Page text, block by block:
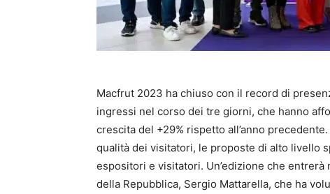
Macfrut 2023 ha chiuso con il record di
ingressi nel corso dei tre giorni, che hanno
crescita del +29% rispetto all’anno
qualità dei visitatori, le proposte di alto livello
espositori e visitatori. Un’edizione che
della Repubblica, Sergio Mattarella, che ha